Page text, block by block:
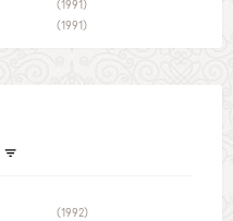
(1991)
(1991)
(1992)